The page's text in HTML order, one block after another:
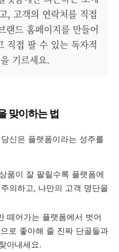
, 고객의 연락처를 직접
랜드 홈페이지를 만들어
직접 팔 수 있는 독자적
기르세요.
맞이하는 법
신은 플랫폼이라는 성주를
품이 잘 팔릴수록 플랫폼에
의하고, 나만의 고객 명단을
떼어가는 플랫폼에서 벗어
로 좋아해 줄 진짜 단골들과
아내세요.